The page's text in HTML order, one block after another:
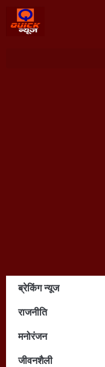
ब्रेकिंग न्यूज
राजनीति
मनोरंजन
जीवनशैली